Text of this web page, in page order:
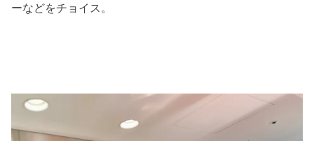
ーなどをチョイス。